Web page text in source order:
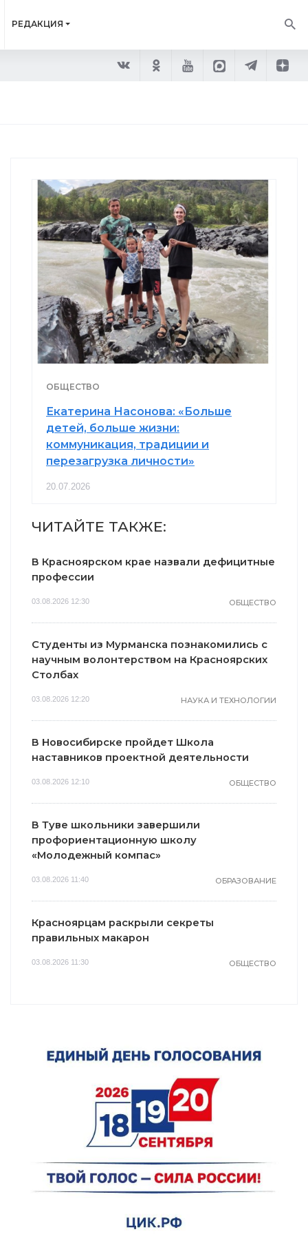
РЕДАКЦИЯ
ОБЩЕСТВО
Екатерина Насонова: «Больше
детей, больше жизни:
коммуникация, традиции и
перезагрузка личности»
20.07.2026
ЧИТАЙТЕ ТАКЖЕ:
В Красноярском крае назвали дефицитные
профессии
03.08.2026 12:30 ОБЩЕСТВО
Студенты из Мурманска познакомились с
научным волонтерством на Красноярских
Столбах
03.08.2026 12:20 НАУКА И ТЕХНОЛОГИИ
В Новосибирске пройдет Школа
наставников проектной деятельности
03.08.2026 12:10 ОБЩЕСТВО
В Туве школьники завершили
профориентационную школу
«Молодежный компас»
03.08.2026 11:40 ОБРАЗОВАНИЕ
Красноярцам раскрыли секреты
правильных макарон
03.08.2026 11:30 ОБЩЕСТВО